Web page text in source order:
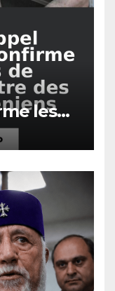
les
contre